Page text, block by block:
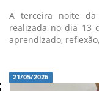
A terceira noite da
realizada no dia 13
aprendizado,
21/05/2026